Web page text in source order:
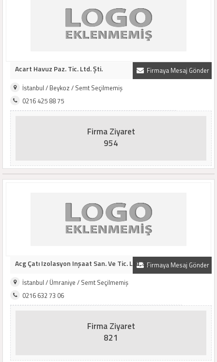
Firmaya Mesaj Gönder
Acart Havuz Paz. Tic. Ltd. Şti.
İstanbul / Beykoz / Semt Seçilmemiş
0216 425 88 75
Firma Ziyaret
954
Firmaya Mesaj Gönder
Acg Çatı Izolasyon Inşaat San. Ve Tic. Ltd. Ş..
İstanbul / Ümraniye / Semt Seçilmemiş
0216 632 73 06
Firma Ziyaret
821